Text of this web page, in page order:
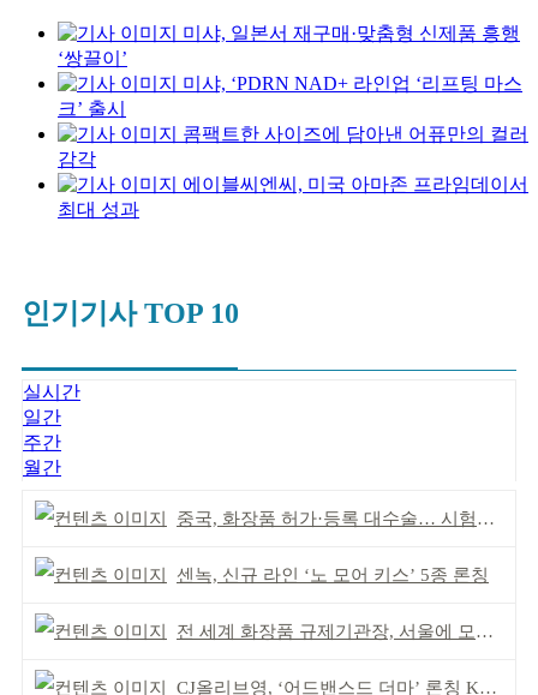
미샤, 일본서 재구매·맞춤형 신제품 흥행
‘쌍끌이’
미샤, ‘PDRN NAD+ 라인업 ‘리프팅 마스
크’ 출시
콤팩트한 사이즈에 담아낸 어퓨만의 컬러
감각
에이블씨엔씨, 미국 아마존 프라임데이서
최대 성과
인기기사 TOP 10
실시간
일간
주간
월간
중국, 화장품 허가·등록 대수술… 시험자료 공용 허용
센녹, 신규 라인 ‘노 모어 키스’ 5종 론칭
전 세계 화장품 규제기관장, 서울에 모인다
CJ올리브영, ‘어드밴스드 더마’ 론칭 K더마 육성 박차